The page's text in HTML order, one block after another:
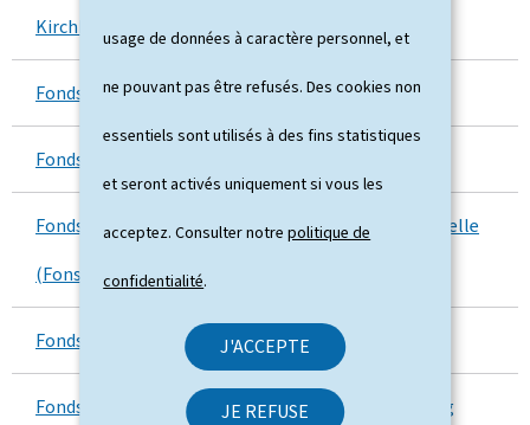
usage de données à caractère personnel, et
ne pouvant pas être refusés. Des cookies non
essentiels sont utilisés à des fins statistiques
et seront activés uniquement si vous les
acceptez. Consulter notrepolitique de
confidentialité.
J'ACCEPTE
JE REFUSE
Kirchberg (Fonds Kirchberg)
site externe
Fonds national de la recherche (FNR)site externe
Fonds national de solidarité (FNS)
Fonds national de soutien à la production audiovisuelle
(Fonspa)
Fonds du logement site externe
Fonds souverain intergénérationnel du Luxembourg